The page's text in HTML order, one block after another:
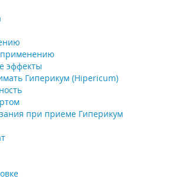
применению
эффекты
Гиперикум (Hipericum)
при приеме Гиперикум